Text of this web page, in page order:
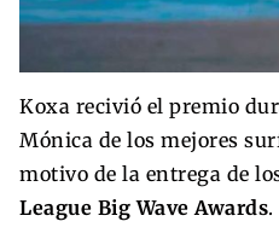
Koxa recivió el premio
Mónica de los mejores
motivo de la entrega de
League Big Wave Awards.